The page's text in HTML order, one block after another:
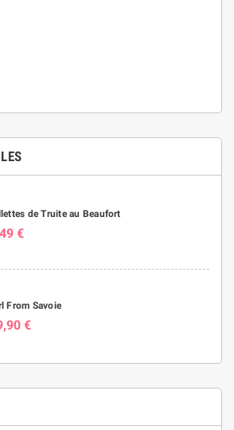
de Truite au Beaufort
€
From Savoie
€